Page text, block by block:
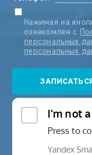
Нажимая на
ознакомлен с
персональных
персональных